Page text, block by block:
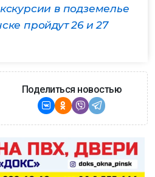
в подземелье
пройдут 26 и 27
Поделиться новостью